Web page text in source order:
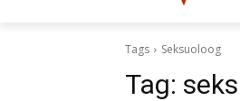
Tags Seksuoloog
Tag: